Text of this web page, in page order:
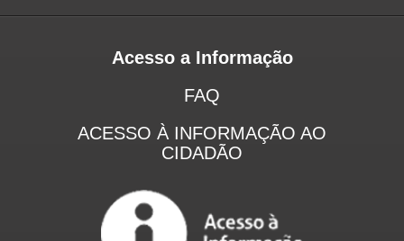
Acesso a Informação
FAQ
ACESSO À INFORMAÇÃO AO
CIDADÃO